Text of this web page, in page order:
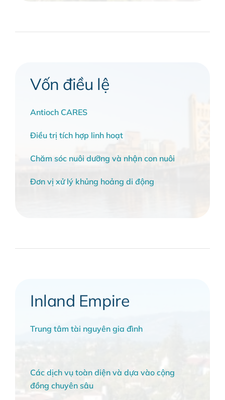
Vốn điều lệ
Antioch CARES
Điều trị tích hợp linh hoạt
Chăm sóc nuôi dưỡng và nhận con nuôi
Đơn vị xử lý khủng hoảng di động
Inland Empire
Trung tâm tài nguyên gia đình
Các dịch vụ toàn diện và dựa vào cộng
đồng chuyên sâu